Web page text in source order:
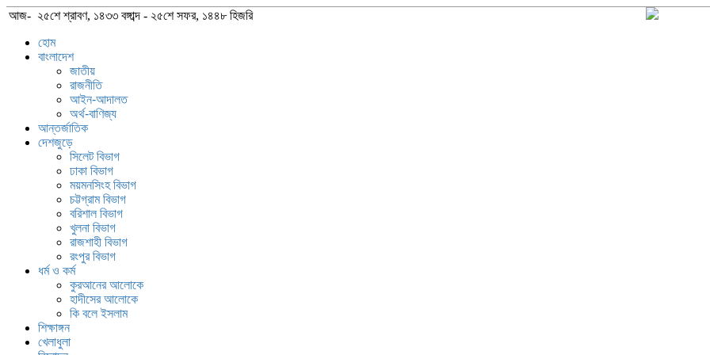
আজ- ২৫শে শ্রাবণ, ১৪৩৩ বঙ্গাব্দ - ২৫শে সফর, ১৪৪৮ হিজরি
হোম
বাংলাদেশ
জাতীয়
রাজনীতি
আইন-আদালত
অর্থ-বাণিজ্য
আন্তর্জাতিক
দেশজুড়ে
সিলেট বিভাগ
ঢাকা বিভাগ
ময়মনসিংহ বিভাগ
চট্টগ্রাম বিভাগ
বরিশাল বিভাগ
খুলনা বিভাগ
রাজশাহী বিভাগ
রংপুর বিভাগ
ধর্ম ও কর্ম
কুরআনের আলোকে
হাদীসের আলোকে
কি বলে ইসলাম
শিক্ষাঙ্গন
খেলাধুলা